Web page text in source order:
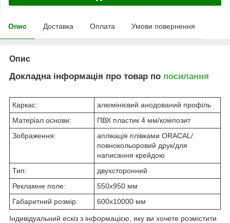
Опис Доставка Оплата Умови повернення
Опис
Докладна інформація про товар по посилання
Каркас:
алюмінієвий анодований профіль
Матеріал основи:
ПВХ пластик 4 мм/композит
Зображення:
аплікація плівками ORACAL/
повнокольоровий друк/для
написання крейдою
Тип:
двухсторонний
Рекламне поле:
550х950 мм
Габаритний розмір:
600х10000 мм
Індивідуальний ескіз з інформацією, яку ви хочете розмістити